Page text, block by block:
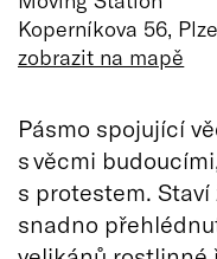
Koperníkova 56,
zobrazit na mapě
Pásmo spojující
s věcmi
s protestem.
snadno